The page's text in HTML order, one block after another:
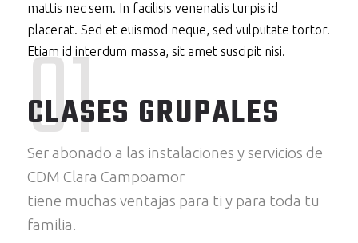
mattis nec sem. In facilisis venenatis turpis id
placerat. Sed et euismod neque, sed vulputate tortor.
Etiam id interdum massa, sit amet suscipit nisi.
CLASES GRUPALES
01
Ser abonado a las instalaciones y servicios de
CDM Clara Campoamor
tiene muchas ventajas para ti y para toda tu
familia.